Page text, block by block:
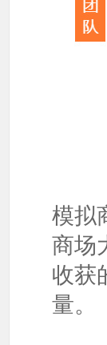
模拟
商场
收获
量。